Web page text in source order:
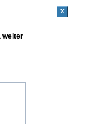
x
weiter